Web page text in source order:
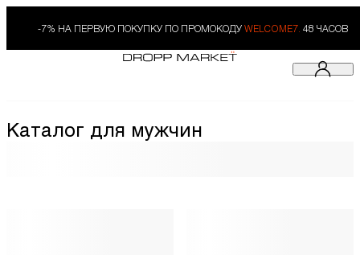
-7% НА ПЕРВУЮ ПОКУПКУ ПО ПРОМОКОДУ WELCOME7. 48 ЧАСОВ
Каталог для мужчин